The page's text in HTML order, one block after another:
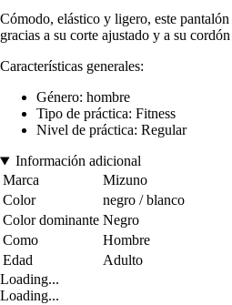
Cómodo, elástico y ligero, este
gracias a su corte ajustado y a su
Características generales:
Género: hombre
Tipo de práctica: Fitness
Nivel de práctica: Regular
Información adicional
Marca
Mizuno
Color
negro / blanco
Color dominante Negro
Como
Hombre
Edad
Adulto
Loading...
Loading...